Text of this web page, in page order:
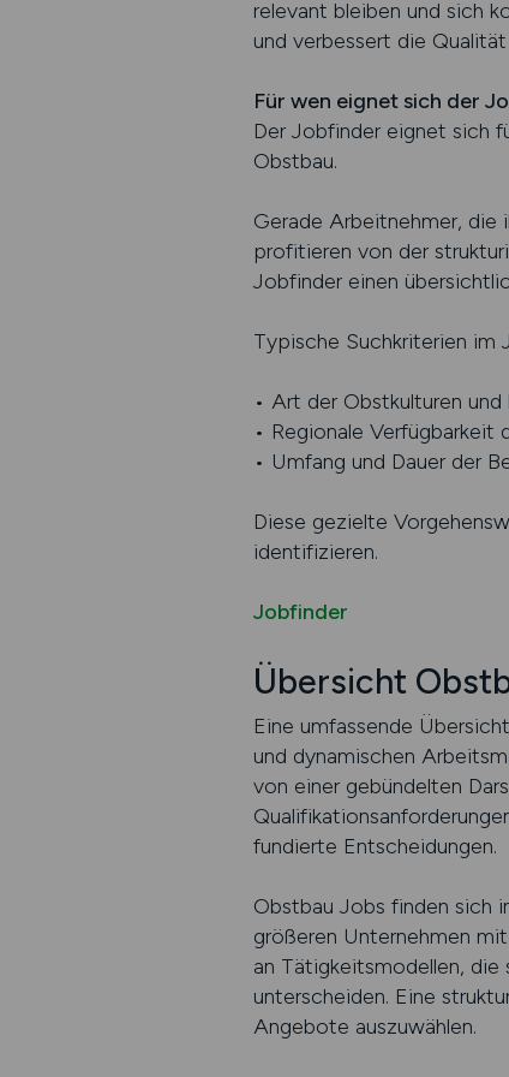
relevant bleiben und sich
und verbessert die
Für wen eignet sich der
Der Jobfinder eignet sich
Obstbau.
Gerade Arbeitnehmer, die
profitieren von der
Jobfinder einen
Typische Suchkriterien im
• Art der Obstkulturen
• Regionale Verfügbarkeit
• Umfang und Dauer der
Diese gezielte
identifizieren.
Jobfinder
Übersicht
Eine umfassende
und dynamischen
von einer gebündelten
fundierte Entscheidungen.
Obstbau Jobs finden sich
größeren Unternehmen
an Tätigkeitsmodellen,
unterscheiden. Eine
Angebote auszuwählen.